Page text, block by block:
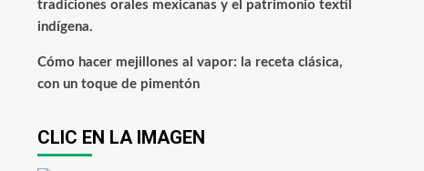
tradiciones orales mexicanas y el patrimonio textil
indígena.
Cómo hacer mejillones al vapor: la receta clásica,
con un toque de pimentón
CLIC EN LA IMAGEN